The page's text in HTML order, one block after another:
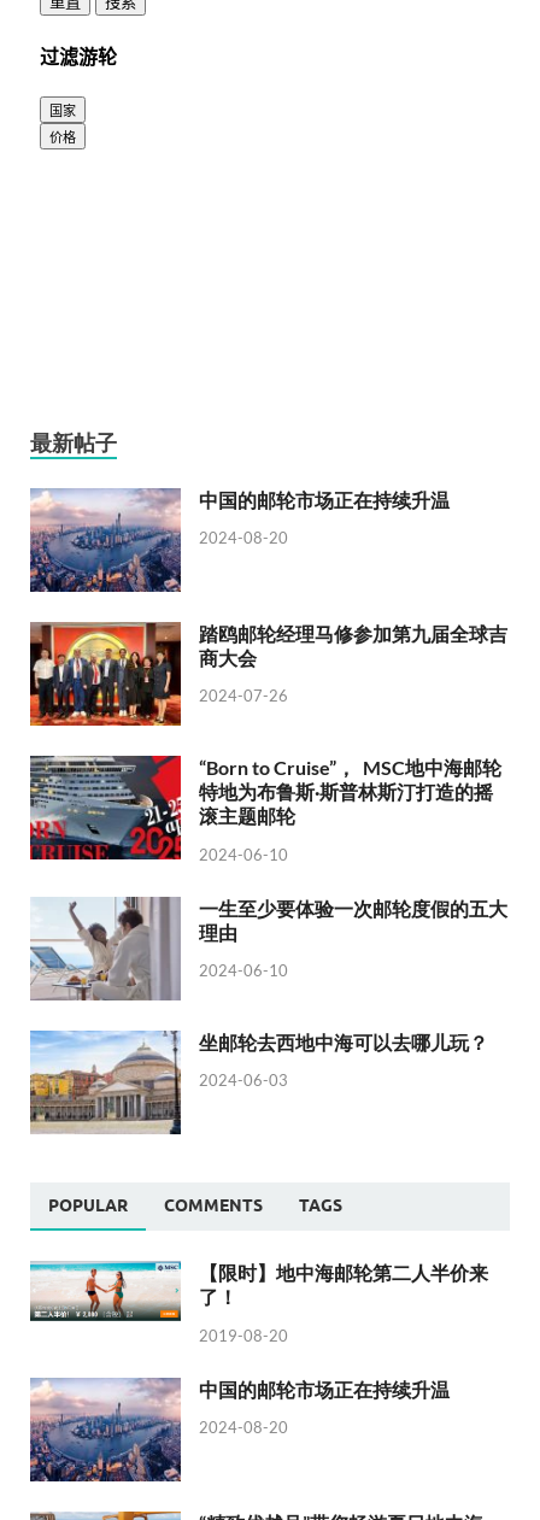
最新帖子
中国的邮轮市场正在持续升温
2024-08-20
踏鸥邮轮经理马修参加第九届全球吉
商大会
2024-07-26
“Born to Cruise”， MSC地中海邮轮
特地为布鲁斯·斯普林斯汀打造的摇
滚主题邮轮
2024-06-10
一生至少要体验一次邮轮度假的五大
理由
2024-06-10
坐邮轮去西地中海可以去哪儿玩？
2024-06-03
POPULAR COMMENTS TAGS
【限时】地中海邮轮第二人半价来
了！
2019-08-20
中国的邮轮市场正在持续升温
2024-08-20